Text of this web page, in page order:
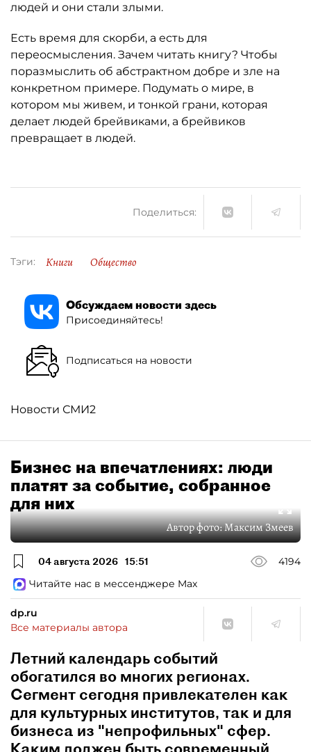
людей и они стали злыми.
Есть время для скорби, а есть для
переосмысления. Зачем читать книгу? Чтобы
поразмыслить об абстрактном добре и зле на
конкретном примере. Подумать о мире, в
котором мы живем, и тонкой грани, которая
делает людей брейвиками, а брейвиков
превращает в людей.
Поделиться:
Тэги: Книги Общество
Обсуждаем новости здесь
Присоединяйтесь!
Подписаться на новости
Новости СМИ2
Бизнес на впечатлениях: люди
платят за событие, собранное
для них
Автор фото:Максим Змеев
04 августа 2026 15:51
4194
Читайте нас в мессенджере Max
dp.ru
Все материалы автора
Летний календарь событий
обогатился во многих регионах.
Сегмент сегодня привлекателен как
для культурных институтов, так и для
бизнеса из "непрофильных" сфер.